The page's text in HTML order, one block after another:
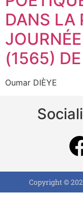
DANS LA
(1565)
Oumar DIÈYE
Copyright ©